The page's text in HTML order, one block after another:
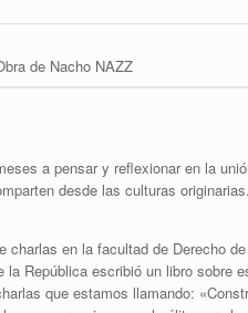
de Nacho NAZZ
a pensar y reflexionar en la
desde las culturas
en la facultad de Derecho
República escribió un libro sobre
que estamos llamando: